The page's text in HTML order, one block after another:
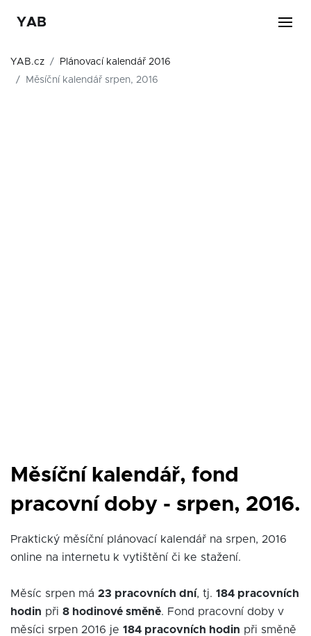
YAB
YAB.cz
Plánovací kalendář 2016
Měsíční kalendář srpen, 2016
Měsíční kalendář, fond
pracovní doby - srpen, 2016.
Praktický měsíční plánovací kalendář na srpen, 2016
online na internetu k vytištění či ke stažení.
Měsíc srpen má 23 pracovních dní, tj. 184 pracovních
hodin při 8 hodinové směně. Fond pracovní doby v
měsíci srpen 2016 je 184 pracovních hodin při směně